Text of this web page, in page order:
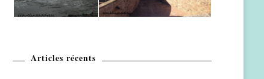
Articles récents